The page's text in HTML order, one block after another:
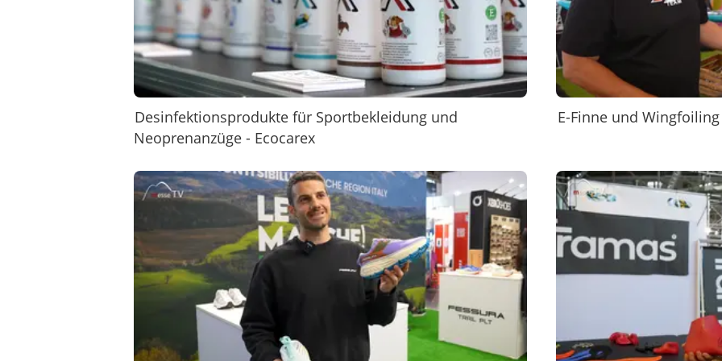
Desinfektionsprodukte für Sportbekleidung und
Neoprenanzüge - Ecocarex
E-Finne und Wingfoiling